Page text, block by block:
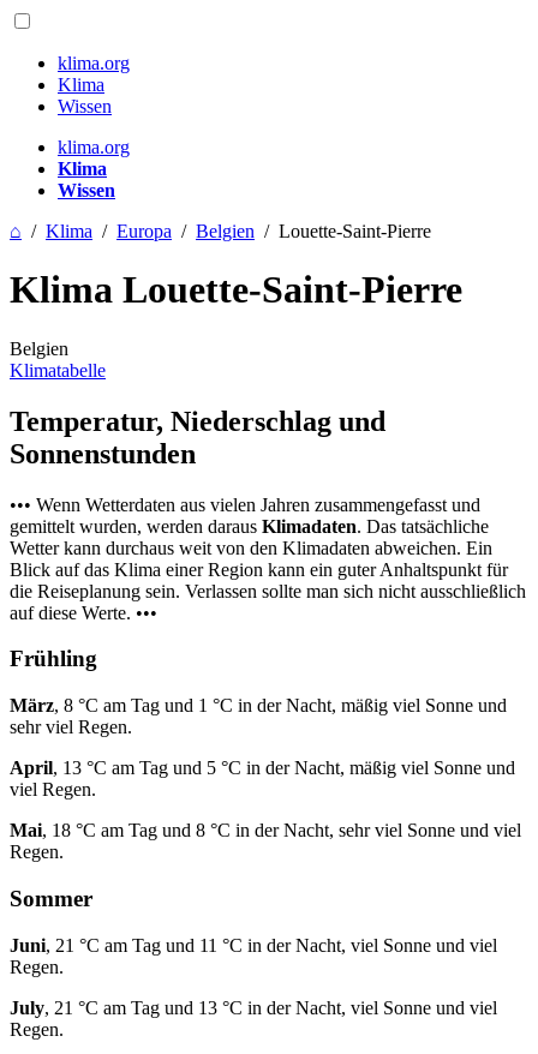
klima.org
Klima
Wissen
klima.org
Klima
Wissen
⌂ / Klima / Europa / Belgien / Louette-Saint-Pierre
Klima Louette-Saint-Pierre
Belgien
Klimatabelle
Temperatur, Niederschlag und
Sonnenstunden
••• Wenn Wetterdaten aus vielen Jahren zusammengefasst und
gemittelt wurden, werden daraus Klimadaten. Das tatsächliche
Wetter kann durchaus weit von den Klimadaten abweichen. Ein
Blick auf das Klima einer Region kann ein guter Anhaltspunkt für
die Reiseplanung sein. Verlassen sollte man sich nicht ausschließlich
auf diese Werte. •••
Frühling
März, 8 °C am Tag und 1 °C in der Nacht, mäßig viel Sonne und
sehr viel Regen.
April, 13 °C am Tag und 5 °C in der Nacht, mäßig viel Sonne und
viel Regen.
Mai, 18 °C am Tag und 8 °C in der Nacht, sehr viel Sonne und viel
Regen.
Sommer
Juni, 21 °C am Tag und 11 °C in der Nacht, viel Sonne und viel
Regen.
July, 21 °C am Tag und 13 °C in der Nacht, viel Sonne und viel
Regen.